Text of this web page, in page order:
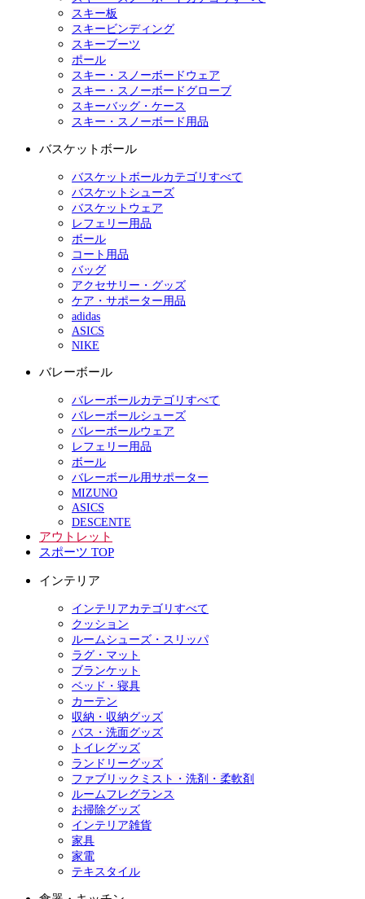
スキー板
スキービンディング
スキーブーツ
ポール
スキー・スノーボードウェア
スキー・スノーボードグローブ
スキーバッグ・ケース
スキー・スノーボード用品
バスケットボール
バスケットボールカテゴリすべて
バスケットシューズ
バスケットウェア
レフェリー用品
ボール
コート用品
バッグ
アクセサリー・グッズ
ケア・サポーター用品
adidas
ASICS
NIKE
バレーボール
バレーボールカテゴリすべて
バレーボールシューズ
バレーボールウェア
レフェリー用品
ボール
バレーボール用サポーター
MIZUNO
ASICS
DESCENTE
アウトレット
スポーツ TOP
インテリア
インテリアカテゴリすべて
クッション
ルームシューズ・スリッパ
ラグ・マット
ブランケット
ベッド・寝具
カーテン
収納・収納グッズ
バス・洗面グッズ
トイレグッズ
ランドリーグッズ
ファブリックミスト・洗剤・柔軟剤
ルームフレグランス
お掃除グッズ
インテリア雑貨
家具
家電
テキスタイル